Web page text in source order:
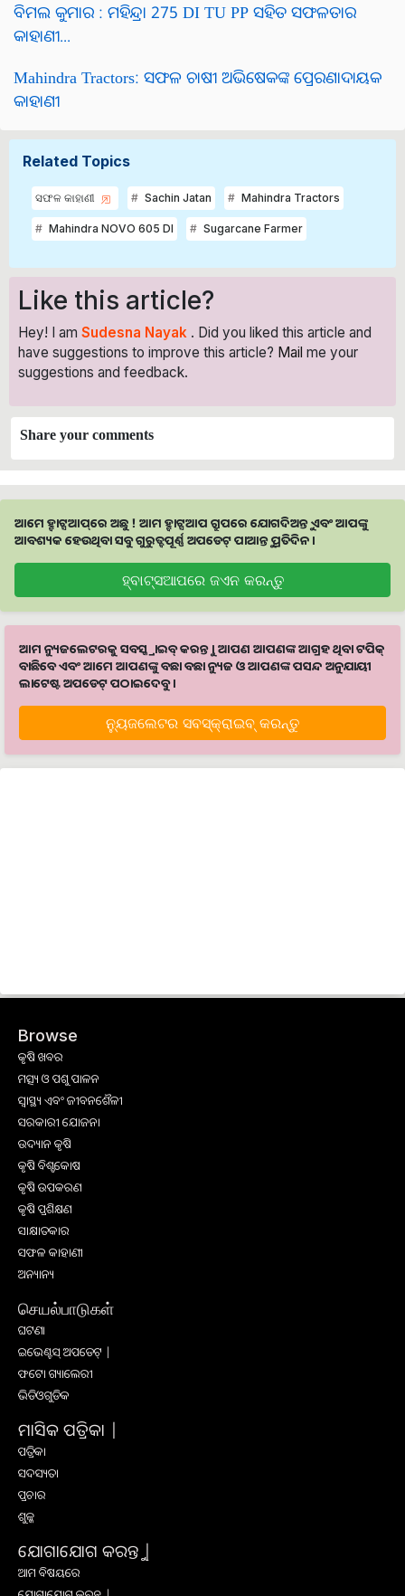
ବିମଲ କୁମାର : ମହିନ୍ଦ୍ରା 275 DI TU PP ସହିତ ସଫଳତାର
କାହାଣୀ...
Mahindra Tractors: ସଫଳ ଚାଷୀ ଅଭିଷେକଙ୍କ ପ୍ରେରଣାଦାୟକ
କାହାଣୀ
Related Topics
ସଫଳ କାହାଣୀ Sachin Jatan Mahindra Tractors
Mahindra NOVO 605 DI Sugarcane Farmer
Like this article?
Hey! I am Sudesna Nayak . Did you liked this article and
have suggestions to improve this article? Mail me your
suggestions and feedback.
Share your comments
ଆମେ ହ୍ବାଟ୍ସଆପ୍‌ରେ ଅଛୁ ! ଆମ ହ୍ବାଟ୍ସଆପ ଗ୍ରୁପରେ ଯୋଗଦିଅନ୍ତୁ ଏବଂ ଆପଙ୍କୁ
ଆବଶ୍ୟକ ହେଉଥିବା ସବୁ ଗୁରୁତ୍ବପୂର୍ଣ୍ଣ ଅପଡେଟ୍‌ ପାଆନ୍ତୁ ପ୍ରତିଦିନ ।
ହ୍ବାଟ୍ସଆପରେ ଜଏନ କରନ୍ତୁ
ଆମ ନ୍ୟୁଜଲେଟରକୁ ସବସ୍କ୍ରାଇବ୍ କରନ୍ତୁ । ଆପଣ ଆପଣଙ୍କ ଆଗ୍ରହ ଥିବା ଟପିକ୍‌
ବାଛିବେ ଏବଂ ଆମେ ଆପଣଙ୍କୁ ବଛା ବଛା ନ୍ୟୁଜ ଓ ଆପଣଙ୍କ ପସନ୍ଦ ଅନୁଯାୟୀ
ଲାଟେଷ୍ଟ ଅପଡେଟ୍‌ ପଠାଇଦେବୁ ।
ନ୍ୟୁଜଲେଟର ସବସ୍କ୍ରାଇବ୍‌ କରନ୍ତୁ
Browse
କୃଷି ଖବର
ମତ୍ସ୍ୟ ଓ ପଶୁ ପାଳନ
ସ୍ୱାସ୍ଥ୍ୟ ଏବଂ ଜୀବନଶୈଳୀ
ସରକାରୀ ଯୋଜନା
ଉଦ୍ୟାନ କୃଷି
କୃଷି ବିଶ୍ବକୋଷ
କୃଷି ଉପକରଣ
କୃଷି ପ୍ରଶିକ୍ଷଣ
ସାକ୍ଷାତକାର
ସଫଳ କାହାଣୀ
ଅନ୍ୟାନ୍ୟ
செயல்பாடுகள்
ଘଟଣା
ଇଭେଣ୍ଟସ୍ ଅପଡେଟ୍ |
ଫଟୋ ଗ୍ୟାଲେରୀ
ଭିଡିଓଗୁଡିକ
ମାସିକ ପତ୍ରିକା |
ପତ୍ରିକା
ସଦସ୍ୟତା
ପ୍ରଚାର
ଶୁଳ୍କ
ଯୋଗାଯୋଗ କରନ୍ତୁ |
ଆମ ବିଷୟରେ